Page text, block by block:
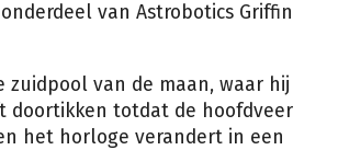
van Astrobotics Griffin
zuidpool van de maan, waar hij
doortikken totdat de hoofdveer
het horloge verandert in een